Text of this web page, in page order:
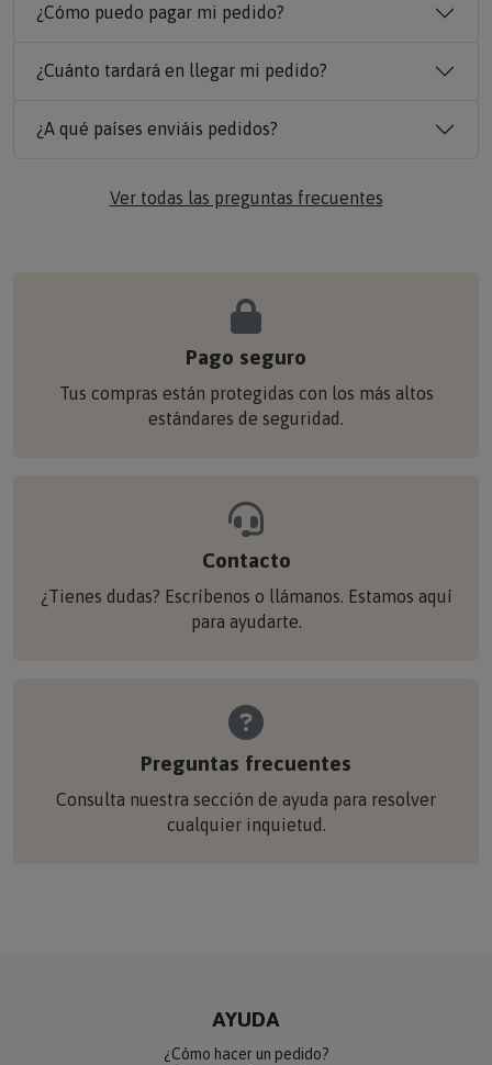
¿Cómo puedo pagar mi pedido?
¿Cuánto tardará en llegar mi pedido?
¿A qué países enviáis pedidos?
Ver todas las preguntas frecuentes
Pago seguro
Tus compras están protegidas con los más altos
estándares de seguridad.
Contacto
¿Tienes dudas? Escríbenos o llámanos. Estamos aquí
para ayudarte.
Preguntas frecuentes
Consulta nuestra sección de ayuda para resolver
cualquier inquietud.
AYUDA
¿Cómo hacer un pedido?